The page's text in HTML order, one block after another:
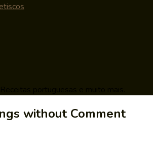
without Comment